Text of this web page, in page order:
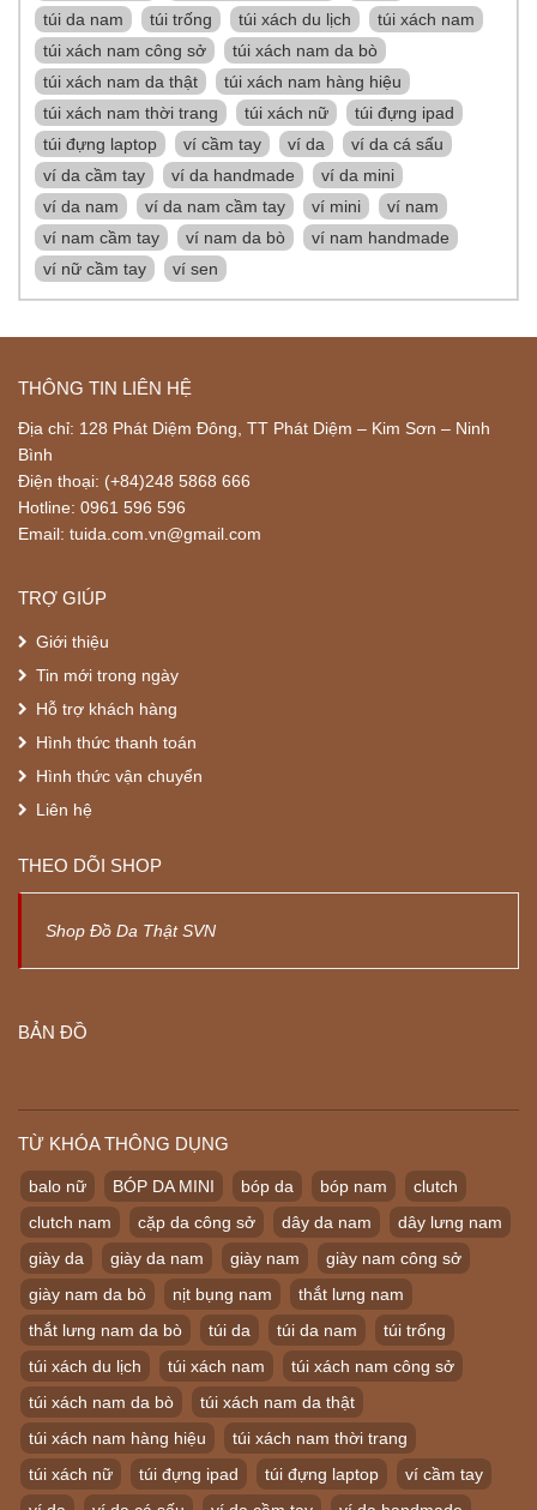
túi da nam
túi trống túi xách du lịch
túi xách nam
túi xách nam công sở
túi xách nam da bò
túi xách nam da thật
túi xách nam hàng hiệu
túi xách nam thời trang
túi xách nữ
túi đựng ipad
túi đựng laptop
ví cầm tay ví da
ví da cá sấu
ví da cầm tay
ví da handmade
ví da mini
ví da nam
ví da nam cầm tay ví mini
ví nam
ví nam cầm tay
ví nam da bò
ví nam handmade
ví nữ cầm tay
ví sen
THÔNG TIN LIÊN HỆ
Địa chỉ: 128 Phát Diệm Đông, TT Phát Diệm – Kim Sơn – Ninh
Bình
Điện thoại: (+84)248 5868 666
Hotline: 0961 596 596
Email: tuida.com.vn@gmail.com
TRỢ GIÚP
Giới thiệu
Tin mới trong ngày
Hỗ trợ khách hàng
Hình thức thanh toán
Hình thức vận chuyển
Liên hệ
THEO DÕI SHOP
Shop Đồ Da Thật SVN
BẢN ĐỒ
TỪ KHÓA THÔNG DỤNG
balo nữ BÓP DA MINI bóp da bóp nam
clutch
clutch nam
cặp da công sở dây da nam
dây lưng nam
giày da
giày da nam giày nam
giày nam công sở
giày nam da bò
nịt bụng nam
thắt lưng nam
thắt lưng nam da bò
túi da túi da nam
túi trống
túi xách du lịch
túi xách nam
túi xách nam công sở
túi xách nam da bò
túi xách nam da thật
túi xách nam hàng hiệu
túi xách nam thời trang
túi xách nữ
túi đựng ipad túi đựng laptop
ví cầm tay